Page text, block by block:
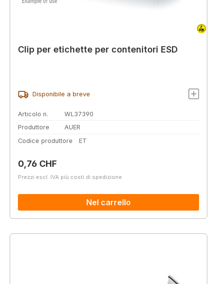
Clip per etichette per contenitori ESD
Disponibile a breve
Articolo n.
WL37390
Produttore
AUER
Codice produttore
ET
Prezzo normale:
0,76 CHF
Prezzi escl. IVA più costi di spedizione
Nel carrello